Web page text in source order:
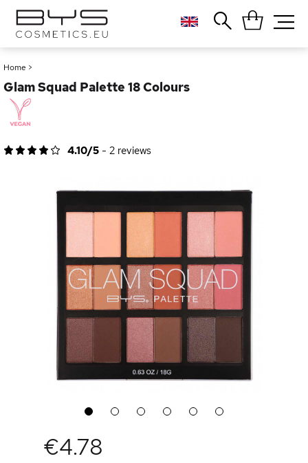
Home >
Glam Squad Palette 18 Colours
4.10/5 - 2 reviews
1 2 3 4 5 6
€4.78
Close
Foundation
Palette